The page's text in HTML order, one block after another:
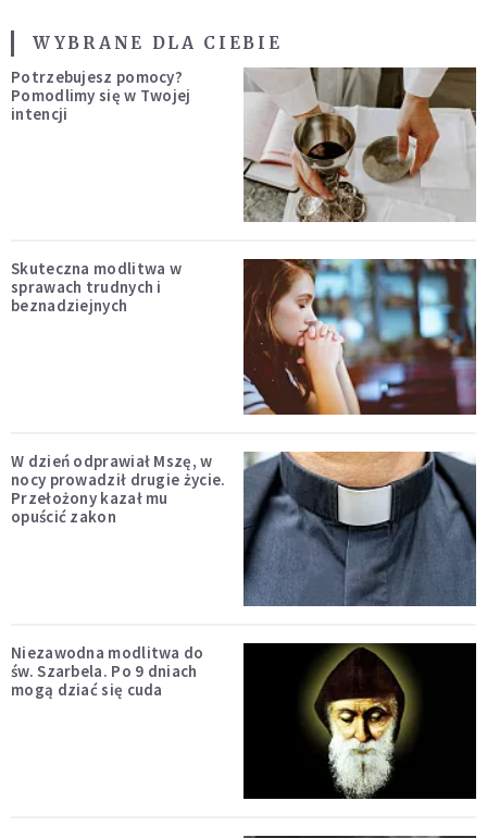
WYBRANE DLA CIEBIE
Potrzebujesz pomocy?
Pomodlimy się w Twojej
intencji
Skuteczna modlitwa w
sprawach trudnych i
beznadziejnych
W dzień odprawiał Mszę, w
nocy prowadził drugie życie.
Przełożony kazał mu
opuścić zakon
Niezawodna modlitwa do
św. Szarbela. Po 9 dniach
mogą dziać się cuda